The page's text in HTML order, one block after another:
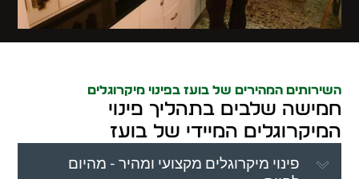
השירותים המהירים של בועז בפינוי מיקרוגלים
חמישה שלבים בתהליך פינוי
המיקרוגלים המיידי של בועז
פינוי מיקרוגלים מקצועי ומהיר - מהיום